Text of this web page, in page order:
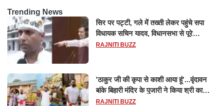
Trending News
सिर पर पट्टी, गले में तख्ती लेकर पहुंचे सपा
विधायक सचिन यादव, विधानसभा से पूरे
मानसून सत्र के लिए किया गया निलंबित
RAJNITI BUZZ
'ठाकुर जी की कृपा से काशी आया हूं'...वृंदावन
बांके बिहारी मंदिर के पुजारी ने किया श्री काशी
विश्वनाथ का जलाभिषेक
RAJNITI BUZZ